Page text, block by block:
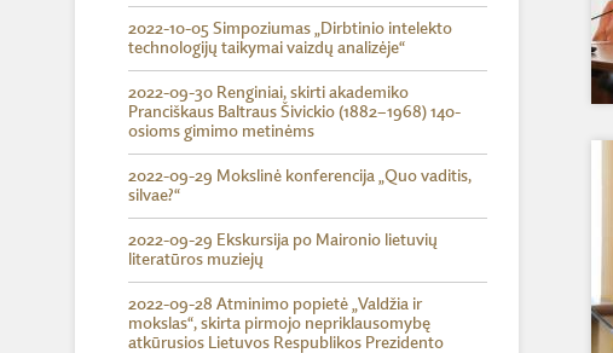
2022-10-05 Simpoziumas „Dirbtinio intelekto
technologijų taikymai vaizdų analizėje“
2022-09-30 Renginiai, skirti akademiko
Pranciškaus Baltraus Šivickio (1882–1968) 140-
osioms gimimo metinėms
2022-09-29 Mokslinė konferencija „Quo vaditis,
silvae?“
2022-09-29 Ekskursija po Maironio lietuvių
literatūros muziejų
2022-09-28 Atminimo popietė „Valdžia ir
mokslas“, skirta pirmojo nepriklausomybę
atkūrusios Lietuvos Respublikos Prezidento